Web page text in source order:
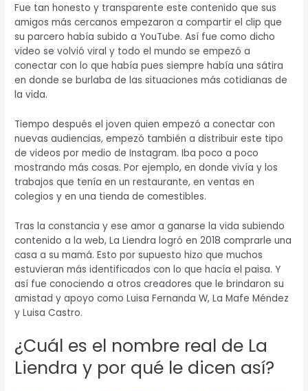
Fue tan honesto y transparente este contenido que sus
amigos más cercanos empezaron a compartir el clip que
su parcero había subido a YouTube. Así fue como dicho
video se volvió viral y todo el mundo se empezó a
conectar con lo que había pues siempre había una sátira
en donde se burlaba de las situaciones más cotidianas de
la vida.
Tiempo después el joven quien empezó a conectar con
nuevas audiencias, empezó también a distribuir este tipo
de videos por medio de Instagram. Iba poco a poco
mostrando más cosas. Por ejemplo, en donde vivía y los
trabajos que tenía en un restaurante, en ventas en
colegios y en una tienda de comestibles.
Tras la constancia y ese amor a ganarse la vida subiendo
contenido a la web, La Liendra logró en 2018 comprarle una
casa a su mamá. Esto por supuesto hizo que muchos
estuvieran más identificados con lo que hacía el paisa. Y
así fue conociendo a otros creadores que le brindaron su
amistad y apoyo como Luisa Fernanda W, La Mafe Méndez
y Luisa Castro.
¿Cuál es el nombre real de La
Liendra y por qué le dicen así?